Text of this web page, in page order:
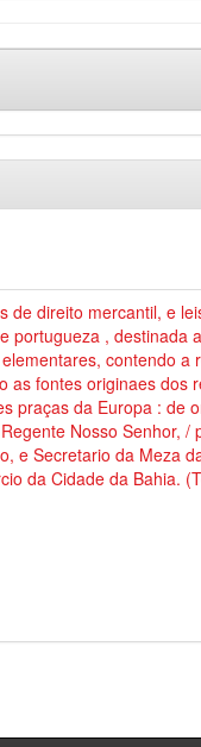
de direito mercantil, e
portugueza , destinada
contendo a
as fontes originaes dos
praças da Europa : de
Nosso Senhor, /
e Secretario da Meza
da Cidade da Bahia.